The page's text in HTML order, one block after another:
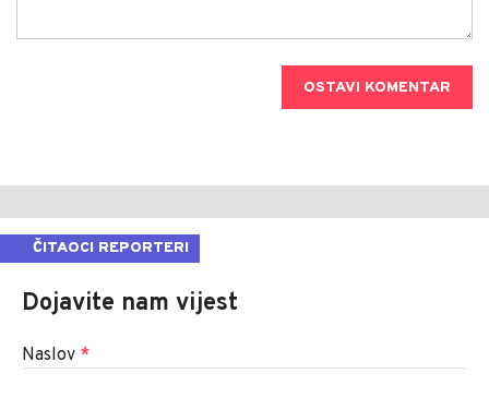
OSTAVI KOMENTAR
ČITAOCI REPORTERI
Dojavite nam vijest
Naslov *